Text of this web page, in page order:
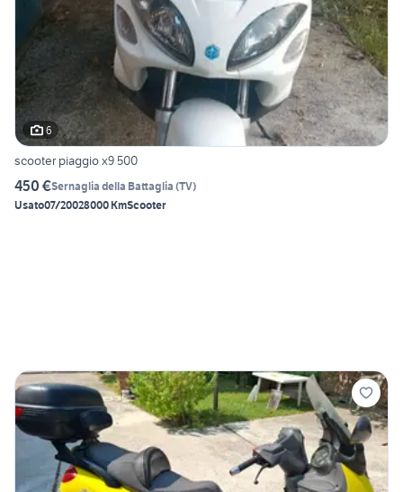
6
scooter piaggio x9 500
450 €Sernaglia della Battaglia (TV)
Usato07/20028000 KmScooter